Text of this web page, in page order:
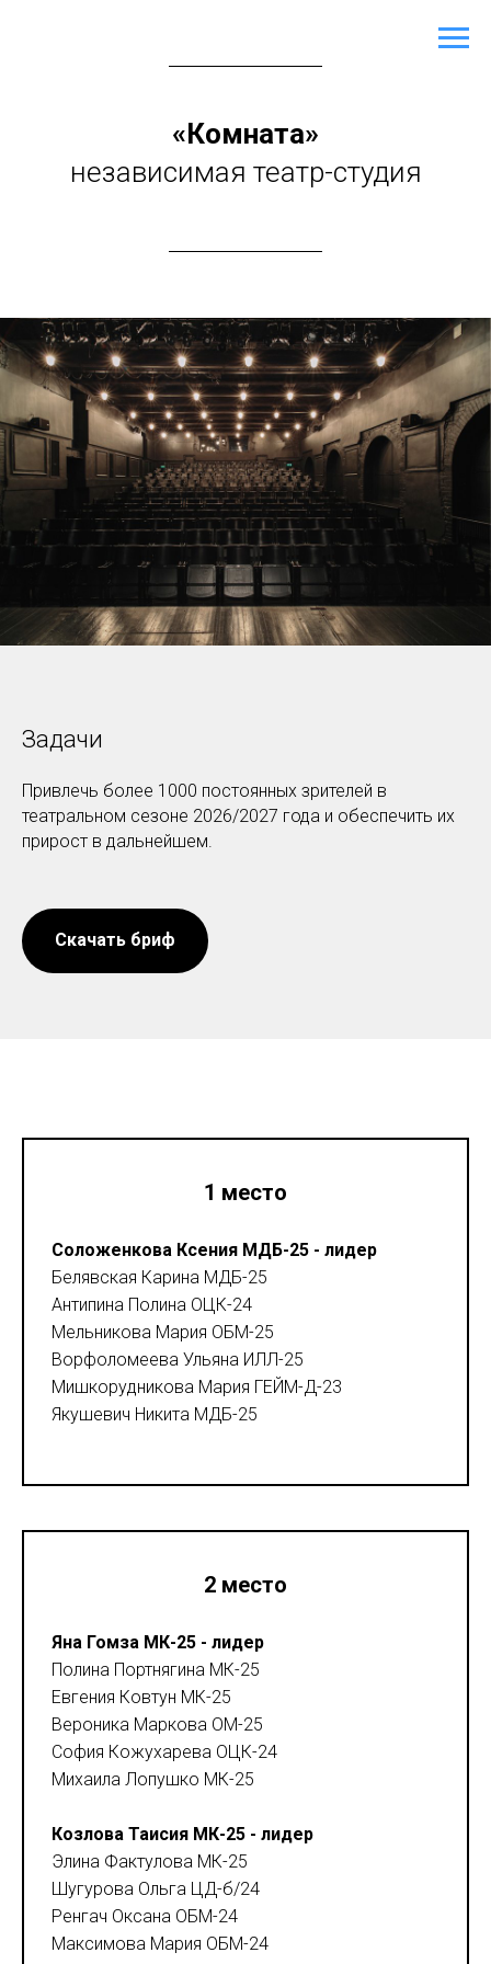
«Комната»
независимая театр-студия
Задачи
Привлечь более 1000 постоянных зрителей в
театральном сезоне 2026/2027 года и обеспечить их
прирост в дальнейшем.
Скачать бриф
1 место
Соложенкова Ксения МДБ-25 - лидер
Белявская Карина МДБ-25
Антипина Полина ОЦК-24
Мельникова Мария ОБМ-25
Ворфоломеева Ульяна ИЛЛ-25
Мишкорудникова Мария ГЕЙМ-Д-23
Якушевич Никита МДБ-25
2 место
Яна Гомза МК-25 - лидер
Полина Портнягина МК-25
Евгения Ковтун МК-25
Вероника Маркова ОМ-25
София Кожухарева ОЦК-24
Михаила Лопушко МК-25
Козлова Таисия МК-25 - лидер
Элина Фактулова МК-25
Шугурова Ольга ЦД-б/24
Ренгач Оксана ОБМ-24
Максимова Мария ОБМ-24